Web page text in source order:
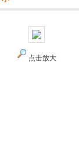
点击放大